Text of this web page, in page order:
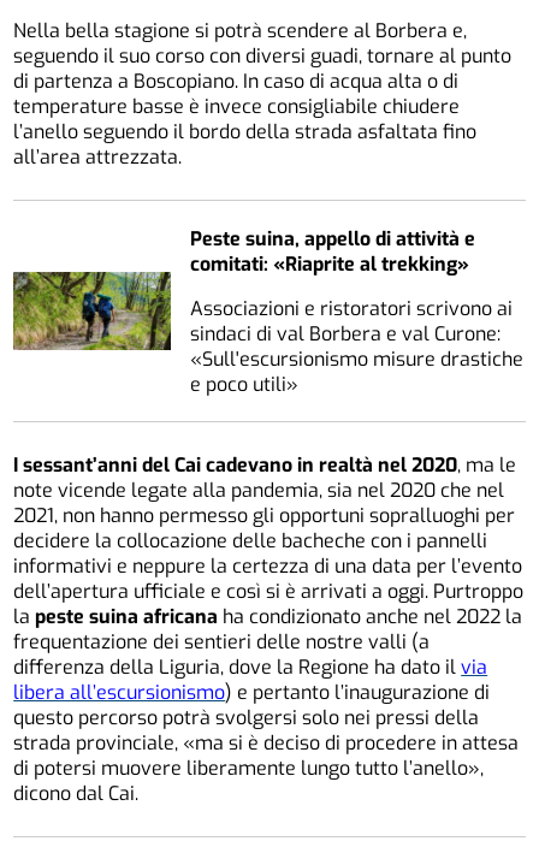
Nella bella stagione si potrà scendere al Borbera e,
seguendo il suo corso con diversi guadi, tornare al punto
di partenza a Boscopiano. In caso di acqua alta o di
temperature basse è invece consigliabile chiudere
l’anello seguendo il bordo della strada asfaltata fino
all’area attrezzata.
Peste suina, appello di attività e
comitati: «Riaprite al trekking»
Associazioni e ristoratori scrivono ai
sindaci di val Borbera e val Curone:
«Sull'escursionismo misure drastiche
e poco utili»
I sessant’anni del Cai cadevano in realtà nel 2020, ma le
note vicende legate alla pandemia, sia nel 2020 che nel
2021, non hanno permesso gli opportuni sopralluoghi per
decidere la collocazione delle bacheche con i pannelli
informativi e neppure la certezza di una data per l’evento
dell’apertura ufficiale e così si è arrivati a oggi. Purtroppo
lapeste suina africana ha condizionato anche nel 2022 la
frequentazione dei sentieri delle nostre valli (a
differenza della Liguria, dove la Regione ha dato ilvia
libera all’escursionismo) e pertanto l’inaugurazione di
questo percorso potrà svolgersi solo nei pressi della
strada provinciale, «ma si è deciso di procedere in attesa
di potersi muovere liberamente lungo tutto l’anello»,
dicono dal Cai.